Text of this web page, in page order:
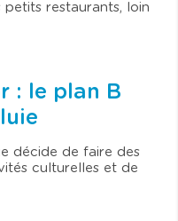
restaurants, loin
: le plan B
décide de faire des
culturelles et de